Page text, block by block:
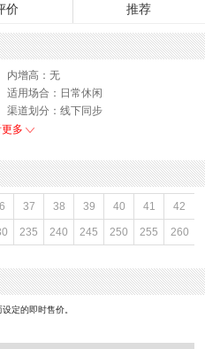
价 推荐
内增高：无
适用场合：日常休闲
渠道划分：线下同步
鞋底材质：橡胶发泡底
色系：黑色
流行元素：纯色
参考标准尺码：36码
闭合方式：系带
款式季节：冬季
风格分类：马丁靴
鞋面材质：牛皮革
参考鞋长(女)：25CM
皮质特征：软面皮
多
37 38 39 40 41 42
235 240 245 250 255 260
定的即时售价。